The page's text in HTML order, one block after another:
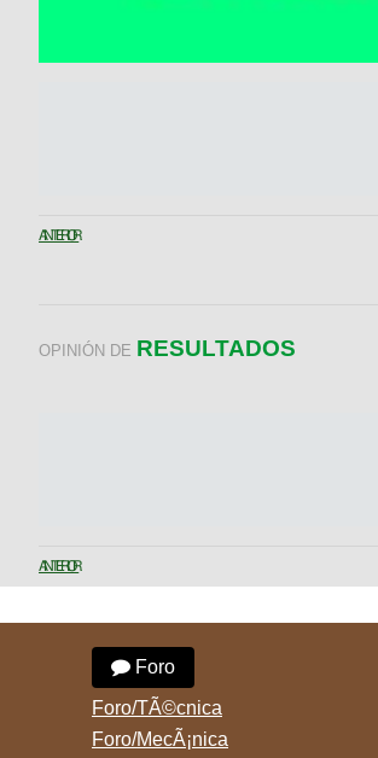
ANTERIOR
OPINIÓN DE RESULTADOS
ANTERIOR
Foro
Foro/TÃ©cnica
Foro/MecÃ¡nica